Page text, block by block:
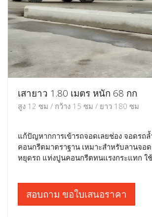
เสายาว 1.80 เมตร หนัก 68 กก
สูง 12 ซม / กว้าง 15 ซม / ยาว 180 ซม
แก้ปัญหากการเข้ารถจอดเลยช่อง จอดรถ
คอนกรีตมาตราฐาน เหมาะสำหรับลานจอ
หยุดรถ แท่งปูนคอนกรีตทนแรงกระแทก ใ
สอบถาม ขอใบเสนอราคา